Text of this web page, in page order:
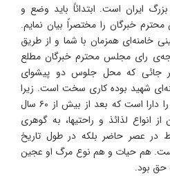
ایران است. ابتدائاً باید وضع و
خبرگان را مختصراً بیان نمایم.
خامنه‌ای همزمان با شما و از طریق
رای مجلس محترم خبرگان مطلع
جائی که محل جلوس دو پیشوای
شهید بوده کاری سخت است. زیرا
این کرسی سابقه جلوس کسی را دارا است که بعد از بیش از ۶۰ سال
انواع لذائذ و راحتیها، به گوهری
در عصر حاضر بلکه در طول تاریخ
هم حیات و هم نوع مرگ او عجین
حق بود.